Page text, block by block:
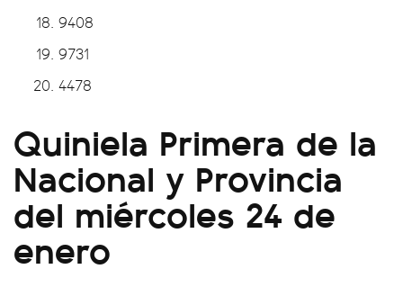
9408
9731
4478
Quiniela Primera de la
Nacional y Provincia
del miércoles 24 de
enero